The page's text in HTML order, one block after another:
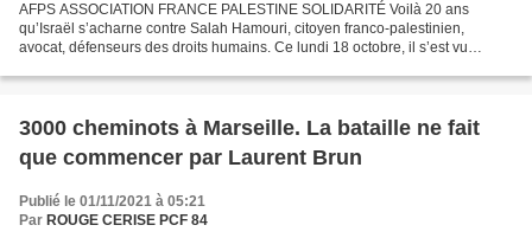
AFPS ASSOCIATION FRANCE PALESTINE SOLIDARITÉ Voilà 20 ans
qu’Israël s’acharne contre Salah Hamouri, citoyen franco-palestinien,
avocat, défenseurs des droits humains. Ce lundi 18 octobre, il s’est vu
3000 cheminots à Marseille. La bataille ne fait
que commencer par Laurent Brun
Publié le 01/11/2021 à 05:21
Par ROUGE CERISE PCF 84